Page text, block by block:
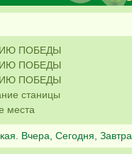
ПОБЕДЫ
ПОБЕДЫ
ПОБЕДЫ
станицы
места
Вчера, Сегодня, Завтра